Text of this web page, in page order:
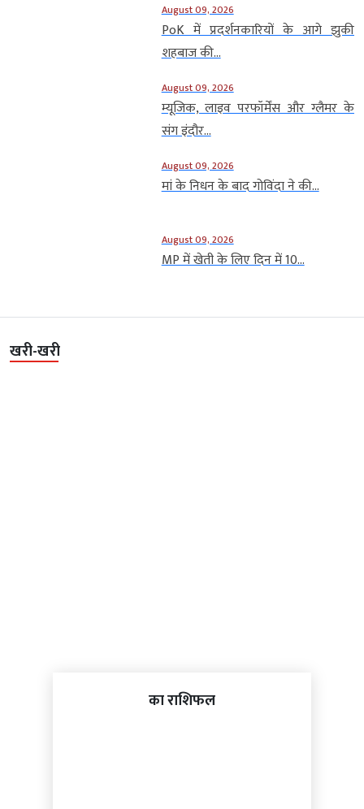
August 09, 2026
PoK में प्रदर्शनकारियों के आगे झुकी
शहबाज की...
August 09, 2026
म्यूजिक, लाइव परफॉर्मेंस और ग्लैमर के
संग इंदौर...
August 09, 2026
मां के निधन के बाद गोविंदा ने की...
August 09, 2026
MP में खेती के लिए दिन में 10...
खरी-खरी
का राशिफल